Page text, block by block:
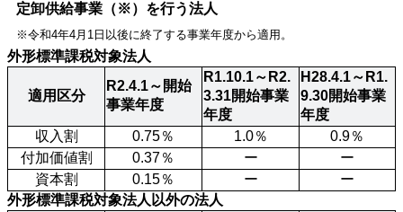
定卸供給事業（※）を行う法人
※令和4年4月1日以後に終了する事業年度から適用。
外形標準課税対象法人
適用区分
R2.4.1～開始
事業年度
R1.10.1～R2.
3.31開始事業
年度
H28.4.1～R1.
9.30開始事業
年度
収入割
0.75％ 1.0％
0.9％
付加価値割
0.37％ ー
ー
資本割
0.15％ ー
ー
外形標準課税対象法人以外の法人